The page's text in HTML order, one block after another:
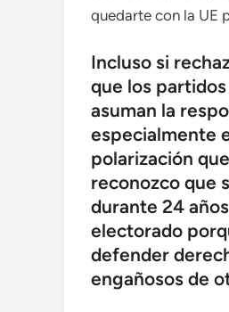
quedarte con la UE
Incluso si
que los
asuman la
especialmente
polarización
reconozco que
durante 24
electorado
defender
engañosos de